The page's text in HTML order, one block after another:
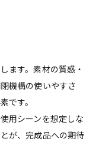
ます。素材の質感・
機構の使いやすさ
です。
用シーンを想定しな
が、完成品への期待